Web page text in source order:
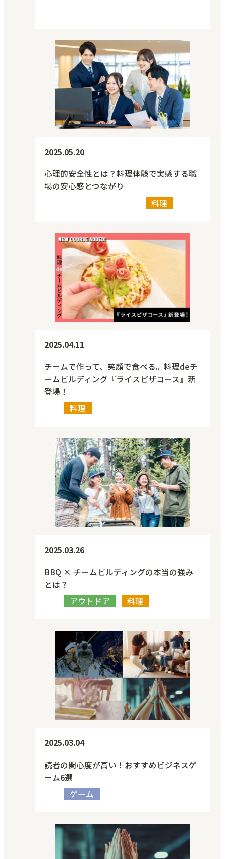
2025.05.20
心理的安全性とは？料理体験で実感する職
場の安心感とつながり
料理
2025.04.11
チームで作って、笑顔で食べる。料理deチ
ームビルディング『ライスピザコース』新
登場！
料理
2025.03.26
BBQ × チームビルディングの本当の強み
とは？
アウトドア
料理
2025.03.04
読者の関心度が高い！おすすめビジネスゲ
ーム6選
ゲーム